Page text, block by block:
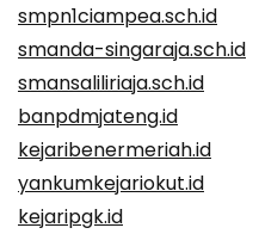
smpn1ciampea.sch.id
smanda-singaraja.sch.id
smansaliliriaja.sch.id
banpdmjateng.id
kejaribenermeriah.id
yankumkejariokut.id
kejaripgk.id